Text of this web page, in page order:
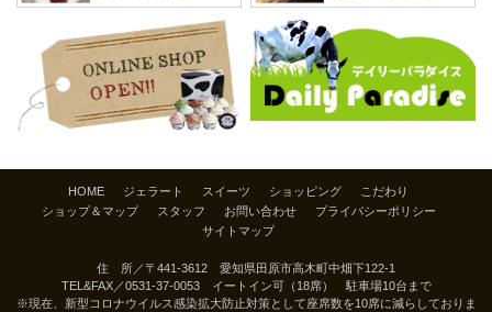
HOME ジェラート スイーツ ショッピング
こだわり
ショップ＆マップ
スタッフ お問い合わせ
プライバシーポリシー
サイトマップ
住 所／〒441-3612 愛知県田原市高木町中畑下122-1
TEL&FAX／0531-37-0053イートイン可（18席） 駐車場10台まで
※現在、新型コロナウイルス感染拡大防止対策として座席数を10席に減らしておりま